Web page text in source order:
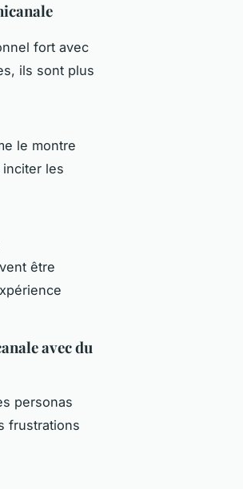
fort avec
ils sont plus
le montre
inciter les
être
avec du
personas
frustrations